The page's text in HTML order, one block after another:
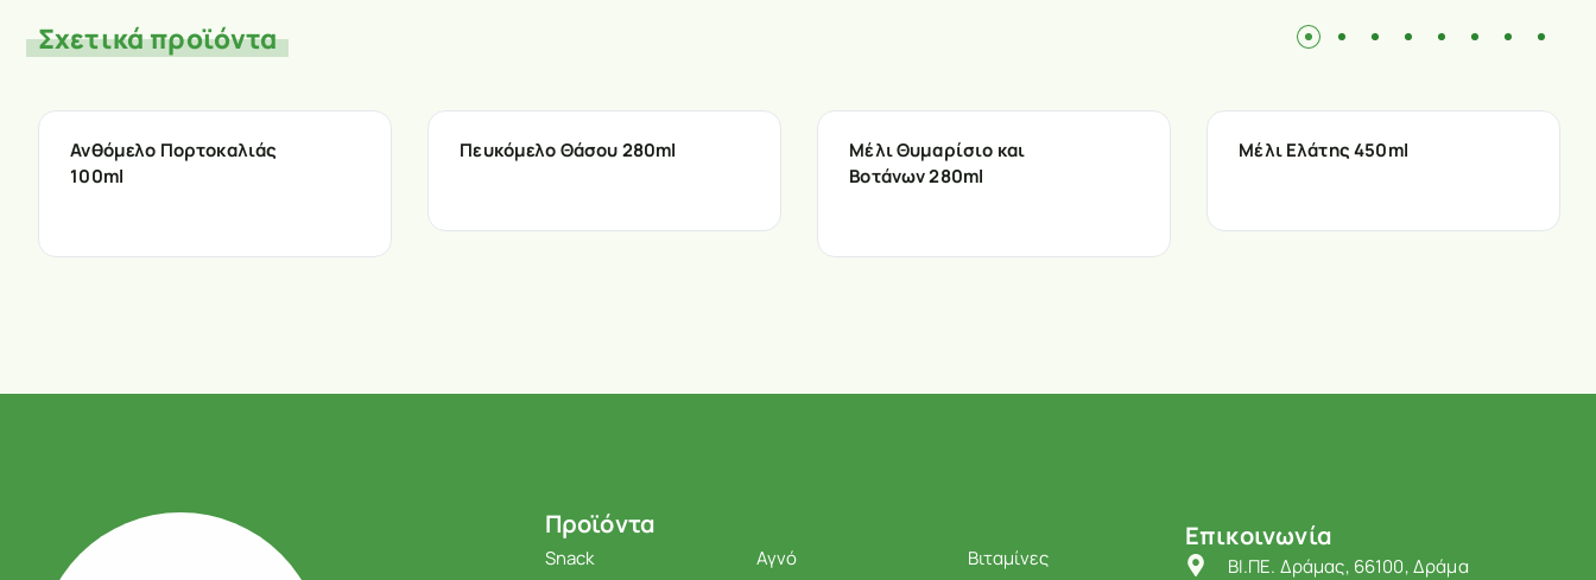
Σχετικά προϊόντα
Ανθόμελο Πορτοκαλιάς
100ml
Πευκόμελο Θάσου 280ml
Μέλι Θυμαρίσιο και
Βοτάνων 280ml
Μέλι Ελάτης 450ml
Προϊόντα
Snack Αγνό Βιταμίνες
Επικοινωνία
ΒΙ.ΠΕ. Δράμας, 66100, Δράμα